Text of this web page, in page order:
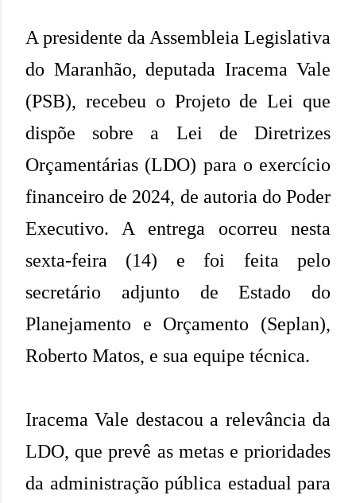
A presidente da Assembleia Legislativa
do Maranhão, deputada Iracema Vale
(PSB), recebeu o Projeto de Lei que
dispõe sobre a Lei de Diretrizes
Orçamentárias (LDO) para o exercício
financeiro de 2024, de autoria do Poder
Executivo. A entrega ocorreu nesta
sexta-feira (14) e foi feita pelo
secretário adjunto de Estado do
Planejamento e Orçamento (Seplan),
Roberto Matos, e sua equipe técnica.
Iracema Vale destacou a relevância da
LDO, que prevê as metas e prioridades
da administração pública estadual para